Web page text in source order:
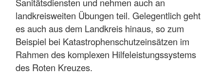
landkreisweiten Übungen teil. Gelegentlich geht
es auch aus dem Landkreis hinaus, so zum
Beispiel bei Katastrophenschutzeinsätzen im
Rahmen des komplexen Hilfeleistungssystems
des Roten Kreuzes.